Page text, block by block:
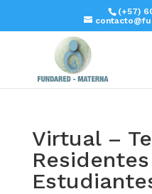
(+57)
Virtual –